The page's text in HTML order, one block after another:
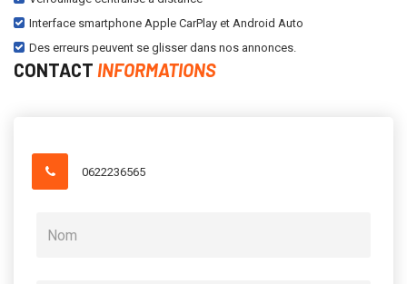
Interface smartphone Apple CarPlay et Android Auto
Des erreurs peuvent se glisser dans nos annonces.
CONTACT INFORMATIONS
0622236565